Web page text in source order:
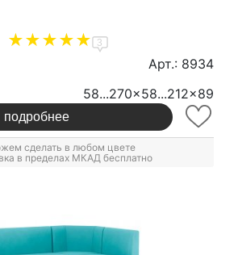
3
Арт.: 8934
58...270x58...212x89
подробнее
сделать в любом цвете
в пределах МКАД бесплатно